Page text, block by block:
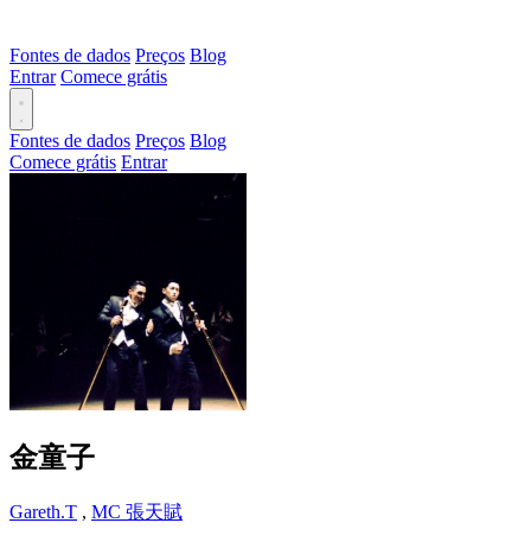
Fontes de dados Preços Blog
Entrar Comece grátis
Fontes de dados Preços Blog
Comece grátis Entrar
金童子
Gareth.T , MC 張天賦